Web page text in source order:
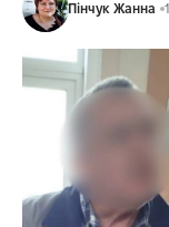
Пінчук Жанна